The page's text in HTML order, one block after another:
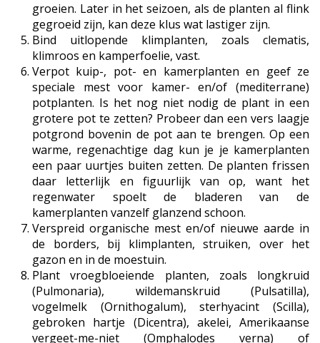
groeien. Later in het seizoen, als de planten al flink
gegroeid zijn, kan deze klus wat lastiger zijn.
Bind uitlopende klimplanten, zoals clematis,
klimroos en kamperfoelie, vast.
Verpot kuip-, pot- en kamerplanten en geef ze
speciale mest voor kamer- en/of (mediterrane)
potplanten. Is het nog niet nodig de plant in een
grotere pot te zetten? Probeer dan een vers laagje
potgrond bovenin de pot aan te brengen. Op een
warme, regenachtige dag kun je je kamerplanten
een paar uurtjes buiten zetten. De planten frissen
daar letterlijk en figuurlijk van op, want het
regenwater spoelt de bladeren van de
kamerplanten vanzelf glanzend schoon.
Verspreid organische mest en/of nieuwe aarde in
de borders, bij klimplanten, struiken, over het
gazon en in de moestuin.
Plant vroegbloeiende planten, zoals longkruid
(Pulmonaria), wildemanskruid (Pulsatilla),
vogelmelk (Ornithogalum), sterhyacint (Scilla),
gebroken hartje (Dicentra), akelei, Amerikaanse
vergeet-me-niet (Omphalodes verna) of